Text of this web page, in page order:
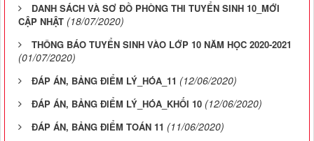
DANH SÁCH VÀ SƠ ĐỒ PHÒNG THI TUYỂN SINH 10_MỚI
CẬP NHẬT (18/07/2020)
THÔNG BÁO TUYỂN SINH VÀO LỚP 10 NĂM HỌC 2020-2021
(01/07/2020)
ĐÁP ÁN, BẢNG ĐIỂM LÝ_HÓA_11 (12/06/2020)
ĐÁP ÁN, BẢNG ĐIỂM LÝ_HÓA_KHỐI 10 (12/06/2020)
ĐÁP ÁN, BẢNG ĐIỂM TOÁN 11 (11/06/2020)